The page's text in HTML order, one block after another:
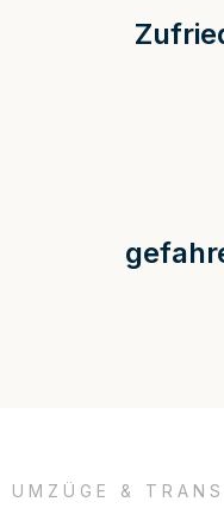
UMZÜGE &